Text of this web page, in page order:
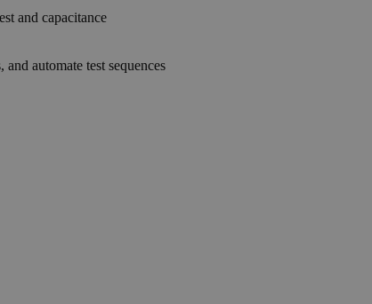
and capacitance
automate test sequences